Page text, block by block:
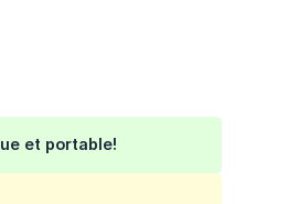
et portable!